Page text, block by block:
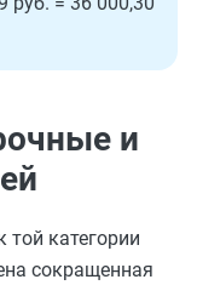
и
категории
сокращенная